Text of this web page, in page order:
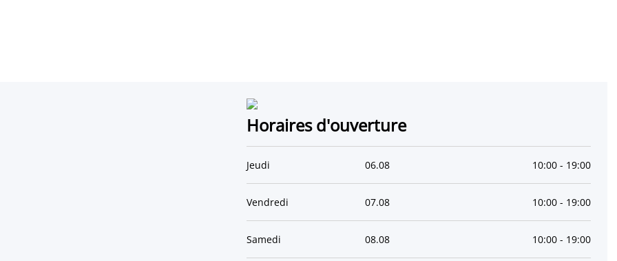
Horaires d'ouverture
Jeudi 06.08 10:00 - 19:00
Vendredi 07.08 10:00 - 19:00
Samedi 08.08 10:00 - 19:00